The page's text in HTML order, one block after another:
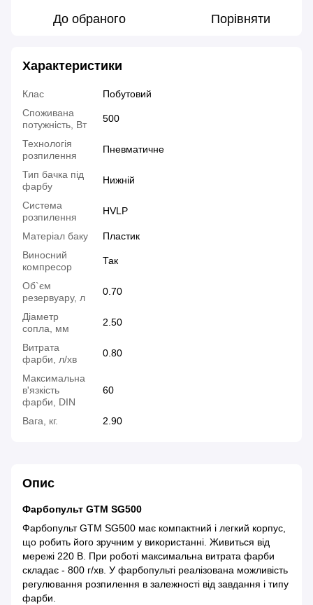
До обраного Порівняти
Характеристики
Клас
Побутовий
Споживана
потужність, Вт
500
Технологія
розпилення
Пневматичне
Тип бачка під
фарбу
Нижній
Система
розпилення
HVLP
Матеріал баку
Пластик
Виносний
компресор
Так
Об`єм
резервуару, л
0.70
Діаметр
сопла, мм
2.50
Витрата
фарби, л/хв
0.80
Максимальна
в'язкість
фарби, DIN
60
Вага, кг. 2.90
Опис
Фарбопульт GTM SG500
Фарбопульт GTM SG500 має компактний і легкий корпус,
що робить його зручним у використанні. Живиться від
мережі 220 В. При роботі максимальна витрата фарби
складає - 800 г/хв. У фарбопульті реалізована можливість
регулювання розпилення в залежності від завдання і типу
фарби.